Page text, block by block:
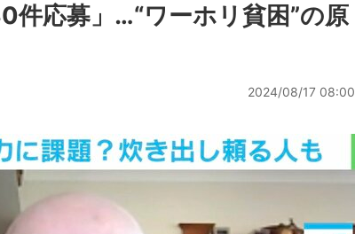
件応募」…“ワーホリ貧困”の原
2024/08/17 08:00